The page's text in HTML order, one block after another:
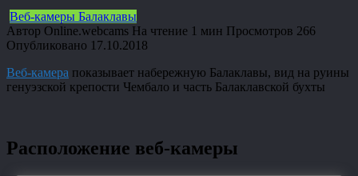
Веб-камеры Балаклавы
Автор Online.webcams На чтение 1 мин Просмотров 266
Опубликовано 17.10.2018
Веб-камера показывает набережную Балаклавы, вид на руины
генуэзской крепости Чембало и часть Балаклавской бухты
Расположение веб-камеры